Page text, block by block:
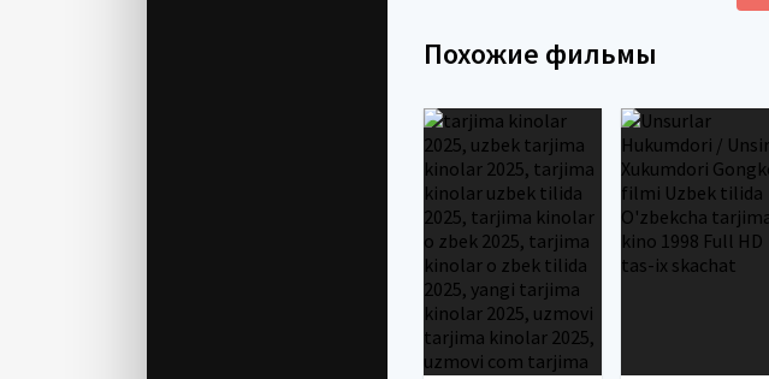
Похожие фильмы